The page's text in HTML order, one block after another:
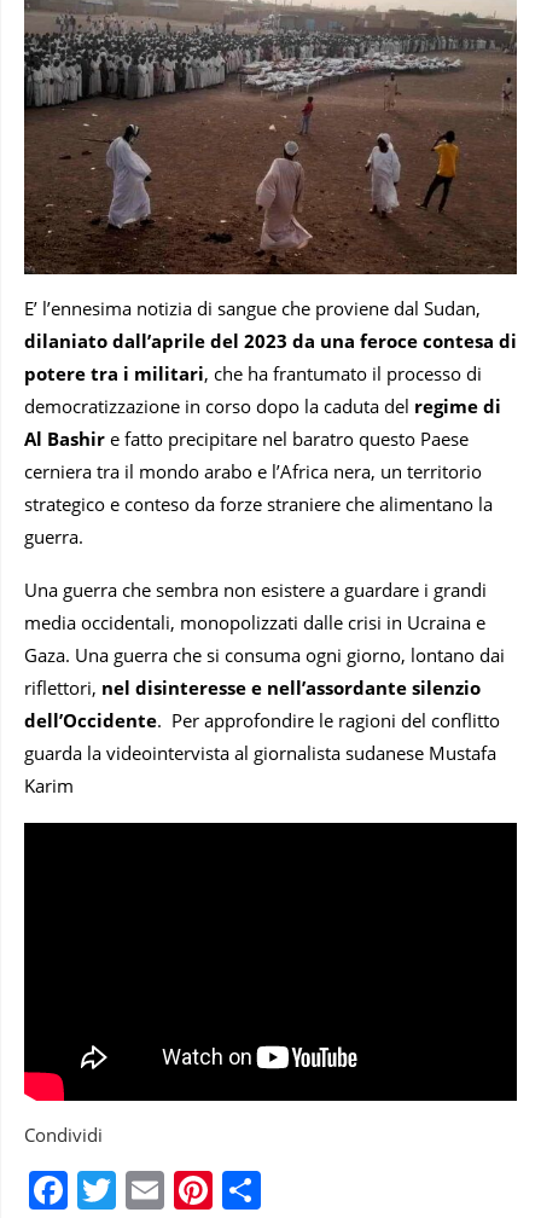
E’ l’ennesima notizia di sangue che proviene dal Sudan,
dilaniato dall’aprile del 2023 da una feroce contesa di
potere tra i militari, che ha frantumato il processo di
democratizzazione in corso dopo la caduta del regime di
Al Bashir e fatto precipitare nel baratro questo Paese
cerniera tra il mondo arabo e l’Africa nera, un territorio
strategico e conteso da forze straniere che alimentano la
guerra.
Una guerra che sembra non esistere a guardare i grandi
media occidentali, monopolizzati dalle crisi in Ucraina e
Gaza. Una guerra che si consuma ogni giorno, lontano dai
riflettori, nel disinteresse e nell’assordante silenzio
dell’Occidente. Per approfondire le ragioni del conflitto
guarda la videointervista al giornalista sudanese Mustafa
Karim
Condividi
Facebook
Twitter
EmailPinterest